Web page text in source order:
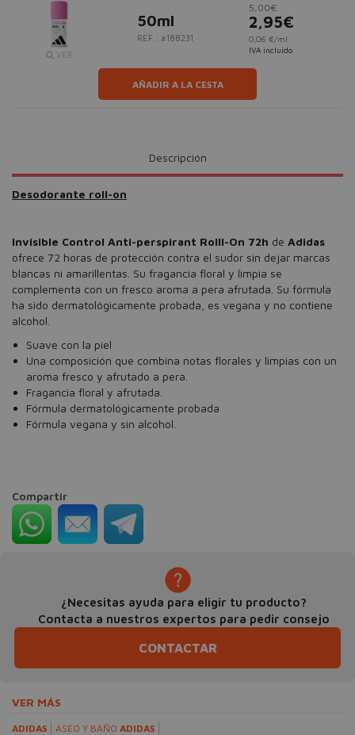
VER
50ml
REF.: #188231
5,00€
2,95€
0,06 €/ml
IVA incluido
AÑADIR A LA CESTA
Descripción
Desodorante roll-on
Invisible Control Anti-perspirant Rolll-On 72h de Adidas
ofrece 72 horas de protección contra el sudor sin dejar marcas
blancas ni amarillentas. Su fragancia floral y limpia se
complementa con un fresco aroma a pera afrutada. Su fórmula
ha sido dermatológicamente probada, es vegana y no contiene
alcohol.
Suave con la piel
Una composición que combina notas florales y limpias con un
aroma fresco y afrutado a pera.
Fragancia floral y afrutada.
Fórmula dermatológicamente probada
Fórmula vegana y sin alcohol.
Compartir
¿Necesitas ayuda para eligir tu producto?
Contacta a nuestros expertos para pedir consejo
CONTACTAR
VER MÁS
ADIDAS ASEO Y BAÑO ADIDAS